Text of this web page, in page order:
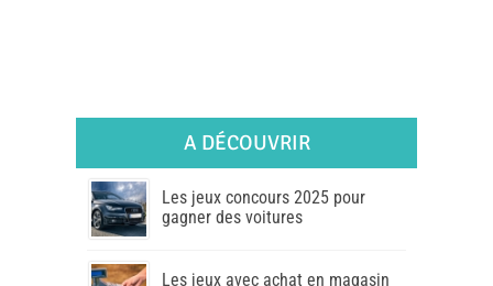
A DÉCOUVRIR
Les jeux concours 2025 pour
gagner des voitures
Les jeux avec achat en magasin